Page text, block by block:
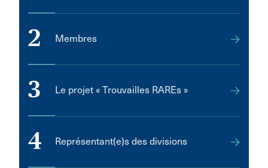
2 Membres
3 Le projet « Trouvailles RAREs »
4 Représentant(e)s des divisions